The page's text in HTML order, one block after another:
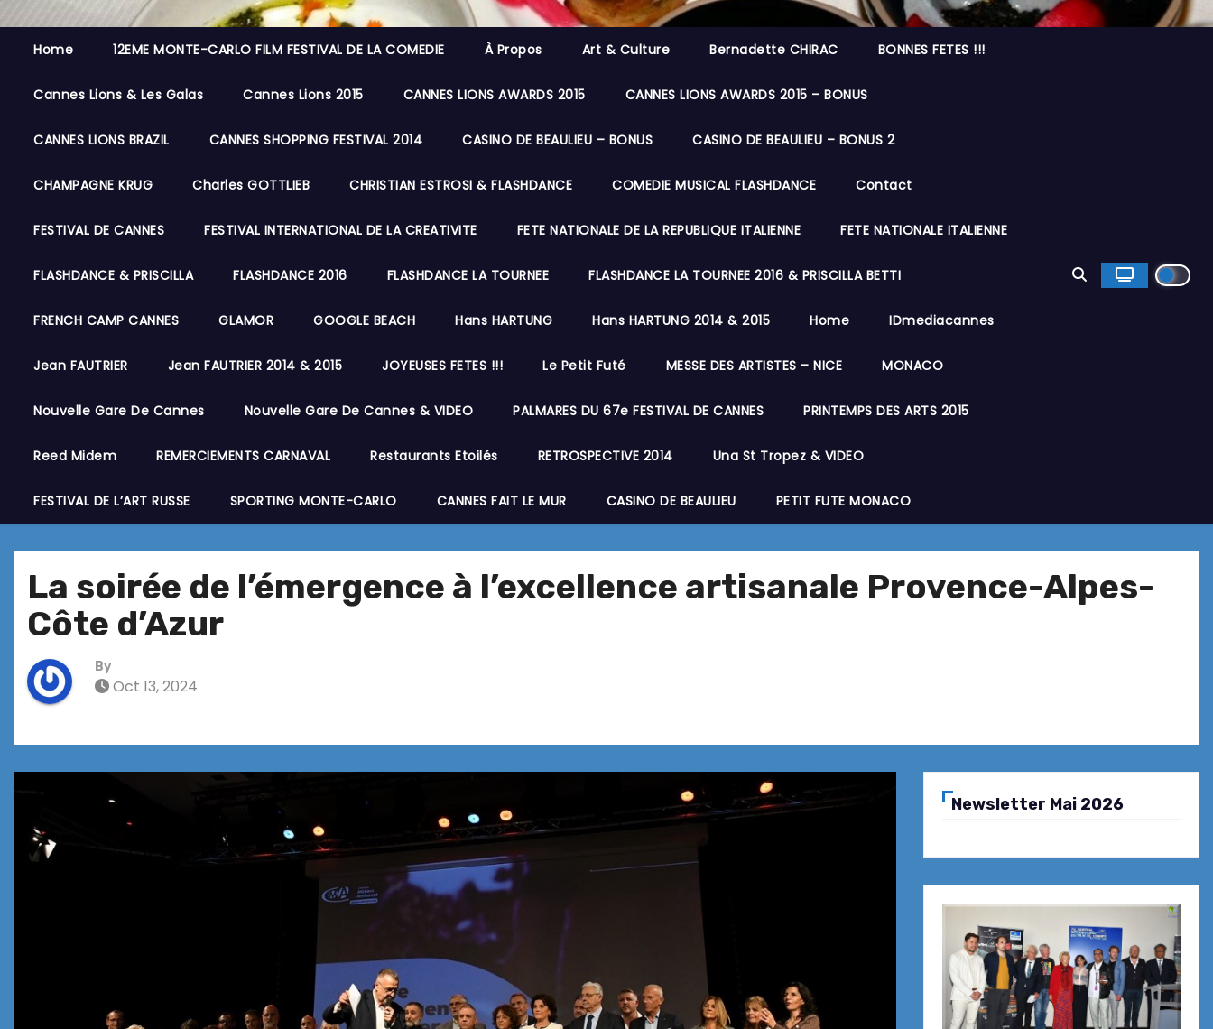
Home 12EME MONTE-CARLO FILM FESTIVAL DE LA COMEDIE À Propos Art & Culture Bernadette CHIRAC BONNES FETES !!!
Cannes Lions & Les Galas Cannes Lions 2015 CANNES LIONS AWARDS 2015 CANNES LIONS AWARDS 2015 – BONUS
CANNES LIONS BRAZIL CANNES SHOPPING FESTIVAL 2014 CASINO DE BEAULIEU – BONUS CASINO DE BEAULIEU – BONUS 2
CHAMPAGNE KRUG Charles GOTTLIEB CHRISTIAN ESTROSI & FLASHDANCE COMEDIE MUSICAL FLASHDANCE Contact
FESTIVAL DE CANNES FESTIVAL INTERNATIONAL DE LA CREATIVITE FETE NATIONALE DE LA REPUBLIQUE ITALIENNE FETE NATIONALE ITALIENNE
FLASHDANCE & PRISCILLA FLASHDANCE 2016 FLASHDANCE LA TOURNEE FLASHDANCE LA TOURNEE 2016 & PRISCILLA BETTI
FRENCH CAMP CANNES GLAMOR GOOGLE BEACH Hans HARTUNG Hans HARTUNG 2014 & 2015 Home IDmediacannes
Jean FAUTRIER Jean FAUTRIER 2014 & 2015 JOYEUSES FETES !!! Le Petit Futé MESSE DES ARTISTES – NICE MONACO
Nouvelle Gare De Cannes Nouvelle Gare De Cannes & VIDEO PALMARES DU 67e FESTIVAL DE CANNES PRINTEMPS DES ARTS 2015
Reed Midem REMERCIEMENTS CARNAVAL Restaurants Etoilés RETROSPECTIVE 2014 Una St Tropez & VIDEO
FESTIVAL DE L’ART RUSSE SPORTING MONTE-CARLO CANNES FAIT LE MUR CASINO DE BEAULIEU PETIT FUTE MONACO
La soirée de l’émergence à l’excellence artisanale Provence-Alpes-
Côte d’Azur
By
Oct 13, 2024
Newsletter Mai 2026